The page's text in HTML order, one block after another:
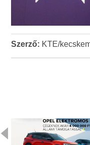
Szerző: KTE/